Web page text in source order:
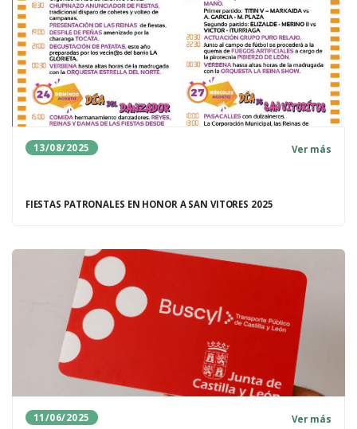
13/08/2025 Ver más
FIESTAS PATRONALES EN HONOR A SAN VITORES 2025
11/06/2025 Ver más